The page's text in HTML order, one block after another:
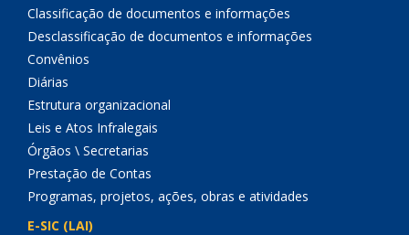
Classificação de documentos e informações
Desclassificação de documentos e informações
Convênios
Diárias
Estrutura organizacional
Leis e Atos Infralegais
Órgãos \ Secretarias
Prestação de Contas
Programas, projetos, ações, obras e atividades
E-SIC (LAI)